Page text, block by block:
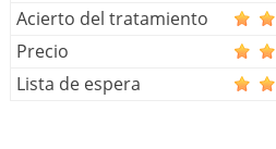
Acierto del tratamiento
Precio
Lista de espera